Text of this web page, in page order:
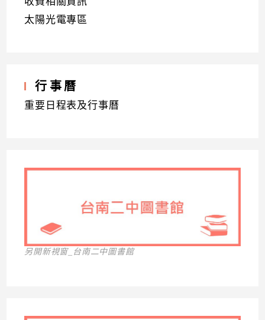
太陽光電專區
行事曆
重要日程表及行事曆
另開新視窗_台南二中圖書館